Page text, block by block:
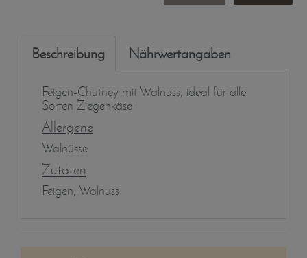
Beschreibung Nährwertangaben
Feigen-Chutney mit Walnuss, ideal für alle
Sorten Ziegenkäse
Allergene
Walnüsse
Zutaten
Feigen, Walnuss